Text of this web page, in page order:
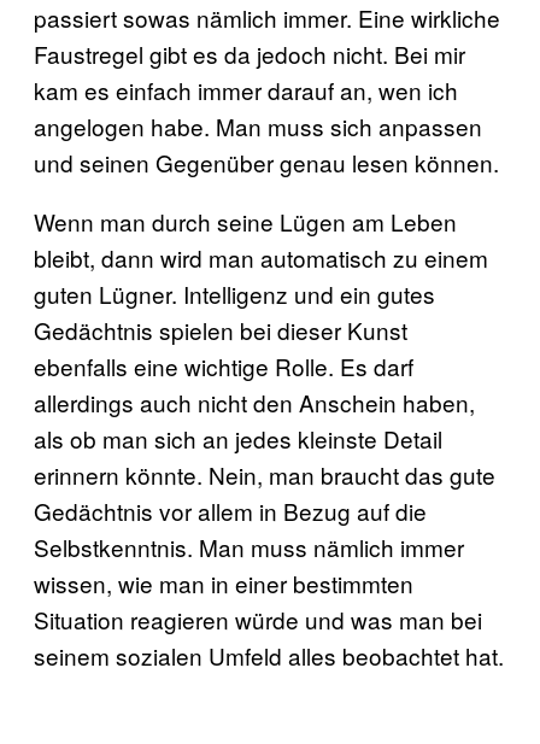
passiert sowas nämlich immer. Eine wirkliche
Faustregel gibt es da jedoch nicht. Bei mir
kam es einfach immer darauf an, wen ich
angelogen habe. Man muss sich anpassen
und seinen Gegenüber genau lesen können.
Wenn man durch seine Lügen am Leben
bleibt, dann wird man automatisch zu einem
guten Lügner. Intelligenz und ein gutes
Gedächtnis spielen bei dieser Kunst
ebenfalls eine wichtige Rolle. Es darf
allerdings auch nicht den Anschein haben,
als ob man sich an jedes kleinste Detail
erinnern könnte. Nein, man braucht das gute
Gedächtnis vor allem in Bezug auf die
Selbstkenntnis. Man muss nämlich immer
wissen, wie man in einer bestimmten
Situation reagieren würde und was man bei
seinem sozialen Umfeld alles beobachtet hat.